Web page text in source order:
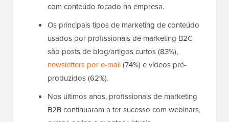
com conteúdo focado na empresa.
Os principais tipos de marketing de conteúdo
usados por profissionais de marketing B2C
são posts de blog/artigos curtos (83%),
newsletters por e-mail(74%) e vídeos pré-
produzidos (62%).
Nos últimos anos, profissionais de marketing
B2B continuaram a ter sucesso com webinars,